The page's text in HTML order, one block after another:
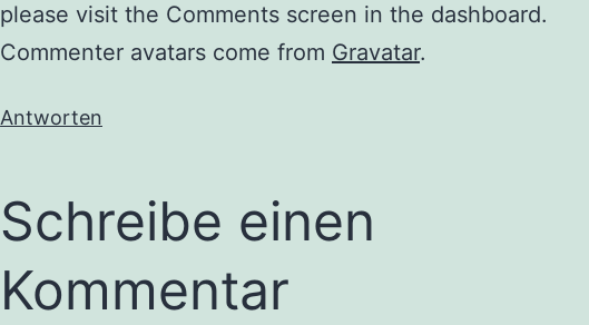
please visit the Comments screen in the dashboard.
Commenter avatars come from Gravatar.
Antworten
Schreibe einen
Kommentar